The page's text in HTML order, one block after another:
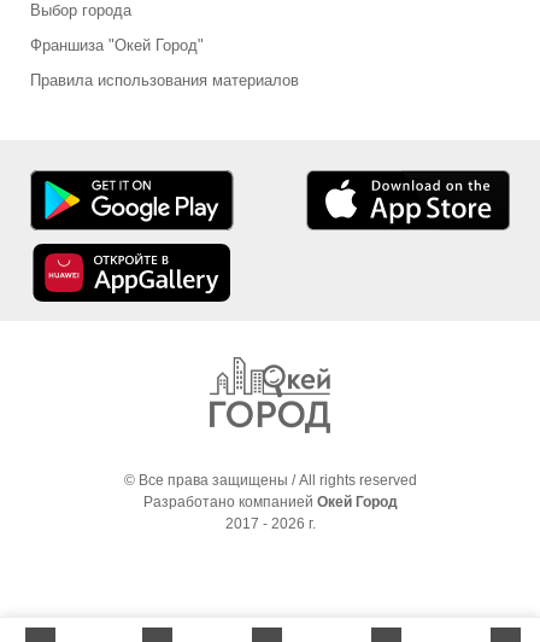
Выбор города
Франшиза "Окей Город"
Правила использования материалов
© Все права защищены / All rights reserved
Разработано компанией Окей Город
2017 - 2026 г.